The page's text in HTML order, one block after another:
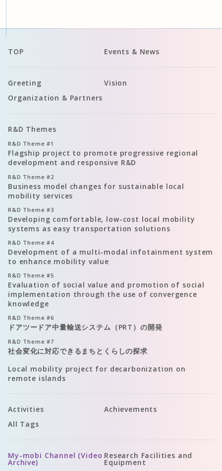
TOP Events & News
Greeting
Vision
Organization & Partners
R&D Themes
R&D Theme #1
Flagship project to promote progressive regional
development and responsive R&D
R&D Theme #2
Business model changes for sustainable local
mobility services
R&D Theme #3
Developing comfortable, low-cost local mobility
systems as easy transportation solutions
R&D Theme #4
Development of a multi-modal infotainment system
to enhance mobility value
R&D Theme #5
Evaluation of social value and promotion of social
implementation through the use of convergence
knowledge
R&D Theme #6
ドアツードア中量輸送システム（PRT）の開発
R&D Theme #7
社会変化に対応できるまちとくらしの探求
Local mobility project for decarbonization on
remote islands
Activities
Achievements
All Tags
My-mobi Channel (Video
Archive)
Research Facilities and
Equipment